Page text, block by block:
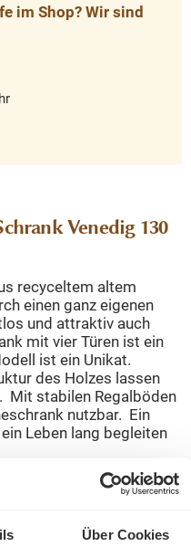
Über Cookies
im Shop? Wir sind
Venedig 130
recyceltem altem
einen ganz eigenen
und attraktiv auch
mit vier Türen ist ein
ist ein Unikat.
des Holzes lassen
Mit stabilen Regalböden
nutzbar. Ein
Leben lang begleiten
traditionell aus
und mit einer